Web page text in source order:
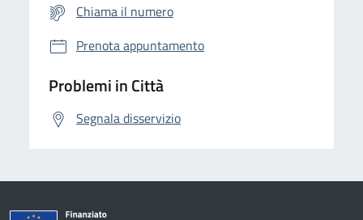
Chiama il numero
Prenota appuntamento
Problemi in Città
Segnala disservizio